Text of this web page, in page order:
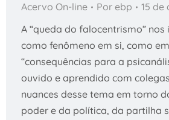
Acervo On-line Por ebp
15 de
A “queda do falocentrismo”
como fenômeno em si, como
“consequências para a
ouvido e aprendido com
nuances desse tema em torno
poder e da política, da partilha